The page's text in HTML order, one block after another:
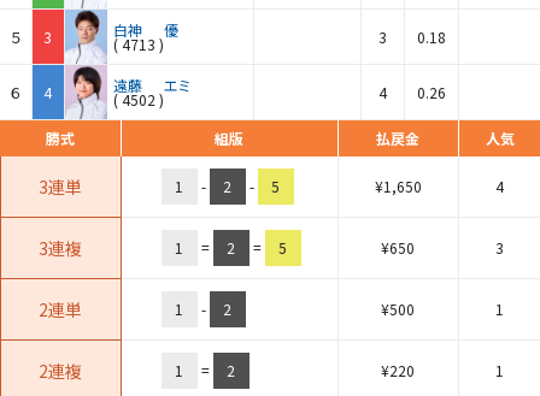
５ 3 白神 優
(4713 ) 3 0.18
６ 4 遠藤 エミ
(4502 ) 4 0.26
勝式 組版 払戻金 人気
3連単 1 - 2 - 5 ¥1,650 4
3連複 1 = 2 = 5 ¥650 3
2連単 1 - 2 ¥500 1
2連複 1 = 2 ¥220 1